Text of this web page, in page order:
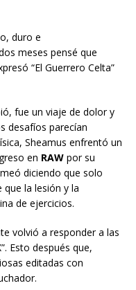
duro e
meses pensé que
“El Guerrero Celta”
fue un viaje de dolor y
desafíos parecían
Sheamus enfrentó un
en RAW por su
diciendo que solo
que la lesión y la
de ejercicios.
volvió a responder a las
Esto después que,
editadas con